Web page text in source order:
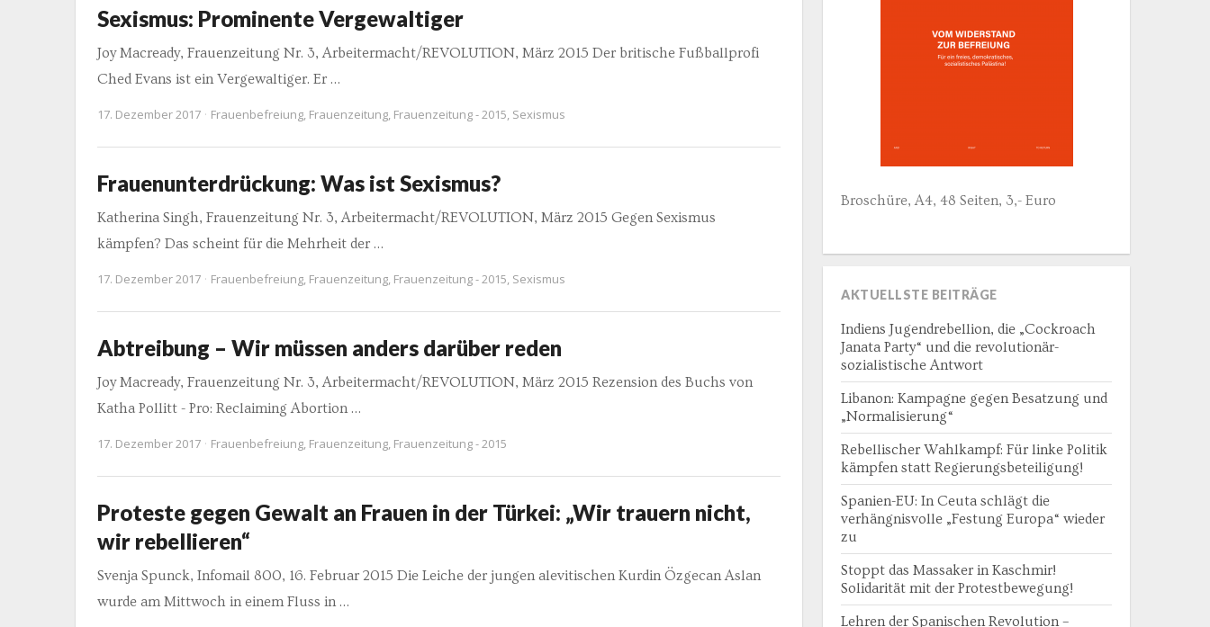
Sexismus: Prominente Vergewaltiger
Joy Macready, Frauenzeitung Nr. 3, Arbeitermacht/REVOLUTION, März 2015 Der britische Fußballprofi
Ched Evans ist ein Vergewaltiger. Er …
17. Dezember 2017 Frauenbefreiung, Frauenzeitung, Frauenzeitung - 2015 Sexismus
Frauenunterdrückung: Was ist Sexismus?
Katherina Singh, Frauenzeitung Nr. 3, Arbeitermacht/REVOLUTION, März 2015 Gegen Sexismus
kämpfen? Das scheint für die Mehrheit der …
17. Dezember 2017 Frauenbefreiung, Frauenzeitung, Frauenzeitung - 2015 Sexismus
Abtreibung – Wir müssen anders darüber reden
Joy Macready, Frauenzeitung Nr. 3, Arbeitermacht/REVOLUTION, März 2015 Rezension des Buchs von
Katha Pollitt - Pro: Reclaiming Abortion …
17. Dezember 2017 Frauenbefreiung, Frauenzeitung, Frauenzeitung - 2015
Proteste gegen Gewalt an Frauen in der Türkei: „Wir trauern nicht,
wir rebellieren“
Svenja Spunck, Infomail 800, 16. Februar 2015 Die Leiche der jungen alevitischen Kurdin Özgecan Aslan
wurde am Mittwoch in einem Fluss in …
Broschüre, A4, 48 Seiten, 3,- Euro
AKTUELLSTE BEITRÄGE
Indiens Jugendrebellion, die „Cockroach
Janata Party“ und die revolutionär-
sozialistische Antwort
Libanon: Kampagne gegen Besatzung und
„Normalisierung“
Rebellischer Wahlkampf: Für linke Politik
kämpfen statt Regierungsbeteiligung!
Spanien-EU: In Ceuta schlägt die
verhängnisvolle „Festung Europa“ wieder
zu
Stoppt das Massaker in Kaschmir!
Solidarität mit der Protestbewegung!
Lehren der Spanischen Revolution –